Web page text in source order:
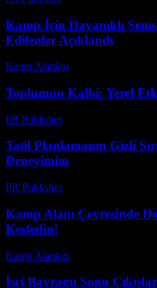
Kamp İçin Dayanıklı
Edilenler Açıklandı
Kamp Alanları
Toplumun Kalbi: Yerel
PR Publisher-
Tatil Planlamanın Gizli
Deneyimim
PR Publisher-
Kamp Alanı Çevresinde
Keşfedin!
Kamp Alanları
İşçi Bayramı Sonu